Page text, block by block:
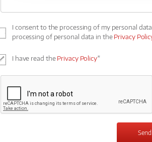
I consent to the processing of my personal
processing of personal data in thePrivacy
I have read thePrivacy Policy*